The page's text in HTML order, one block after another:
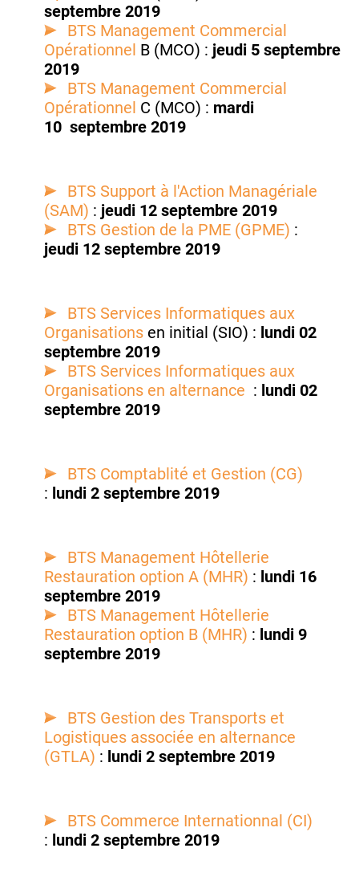
septembre 2019
BTS Management Commercial
Opérationnel B (MCO) : jeudi 5 septembre
2019
BTS Management Commercial
Opérationnel C (MCO) : mardi
10 septembre 2019
BTS Support à l'Action Managériale
(SAM) : jeudi 12 septembre 2019
BTS Gestion de la PME (GPME) :
jeudi 12 septembre 2019
BTS Services Informatiques aux
Organisations en initial (SIO) : lundi 02
septembre 2019
BTS Services Informatiques aux
Organisations en alternance : lundi 02
septembre 2019
BTS Comptablité et Gestion (CG)
: lundi 2 septembre 2019
BTS Management Hôtellerie
Restauration option A (MHR) : lundi 16
septembre 2019
BTS Management Hôtellerie
Restauration option B (MHR) : lundi 9
septembre 2019
BTS Gestion des Transports et
Logistiques associée en alternance
(GTLA) : lundi 2 septembre 2019
BTS Commerce Internationnal (CI)
: lundi 2 septembre 2019